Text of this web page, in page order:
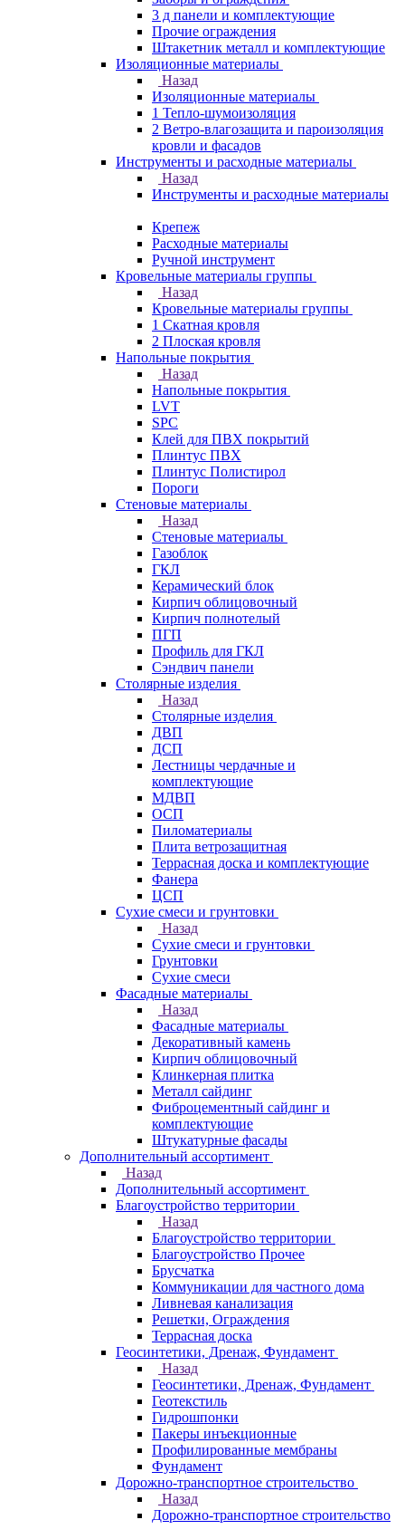
3 д панели и комплектующие
Прочие ограждения
Штакетник металл и комплектующие
Изоляционные материалы
Назад
Изоляционные материалы
1 Тепло-шумоизоляция
2 Ветро-влагозащита и пароизоляция
кровли и фасадов
Инструменты и расходные материалы
Назад
Инструменты и расходные материалы
Крепеж
Расходные материалы
Ручной инструмент
Кровельные материалы группы
Назад
Кровельные материалы группы
1 Скатная кровля
2 Плоская кровля
Напольные покрытия
Назад
Напольные покрытия
LVT
SPC
Клей для ПВХ покрытий
Плинтус ПВХ
Плинтус Полистирол
Пороги
Стеновые материалы
Назад
Стеновые материалы
Газоблок
ГКЛ
Керамический блок
Кирпич облицовочный
Кирпич полнотелый
ПГП
Профиль для ГКЛ
Сэндвич панели
Столярные изделия
Назад
Столярные изделия
ДВП
ДСП
Лестницы чердачные и
комплектующие
МДВП
ОСП
Пиломатериалы
Плита ветрозащитная
Террасная доска и комплектующие
Фанера
ЦСП
Сухие смеси и грунтовки
Назад
Сухие смеси и грунтовки
Грунтовки
Сухие смеси
Фасадные материалы
Назад
Фасадные материалы
Декоративный камень
Кирпич облицовочный
Клинкерная плитка
Металл сайдинг
Фиброцементный сайдинг и
комплектующие
Штукатурные фасады
Дополнительный ассортимент
Назад
Дополнительный ассортимент
Благоустройство территории
Назад
Благоустройство территории
Благоустройство Прочее
Брусчатка
Коммуникации для частного дома
Ливневая канализация
Решетки, Ограждения
Террасная доска
Геосинтетики, Дренаж, Фундамент
Назад
Геосинтетики, Дренаж, Фундамент
Геотекстиль
Гидрошпонки
Пакеры инъекционные
Профилированные мембраны
Фундамент
Дорожно-транспортное строительство
Назад
Дорожно-транспортное строительство